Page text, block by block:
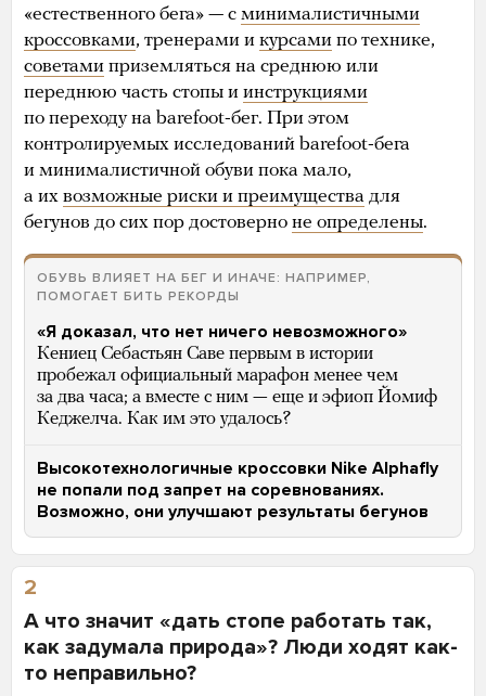
«естественного бега» — с минималистичными
кроссовками, тренерами и курсами по технике,
советами приземляться на среднюю или
переднюю часть стопы и инструкциями
по переходу на barefoot-бег. При этом
контролируемых исследований barefoot-бега
и минималистичной обуви пока мало,
а их возможные риски и преимущества для
бегунов до сих пор достоверно не определены.
ОБУВЬ ВЛИЯЕТ НА БЕГ И ИНАЧЕ: НАПРИМЕР,
ПОМОГАЕТ БИТЬ РЕКОРДЫ
«Я доказал, что нет ничего невозможного»
Кениец Себастьян Саве первым в истории
пробежал официальный марафон менее чем
за два часа; а вместе с ним — еще и эфиоп Йомиф
Кеджелча. Как им это удалось?
Высокотехнологичные кроссовки Nike Alphafly
не попали под запрет на соревнованиях.
Возможно, они улучшают результаты бегунов
2
А что значит «дать стопе работать так,
как задумала природа»? Люди ходят как-
то неправильно?